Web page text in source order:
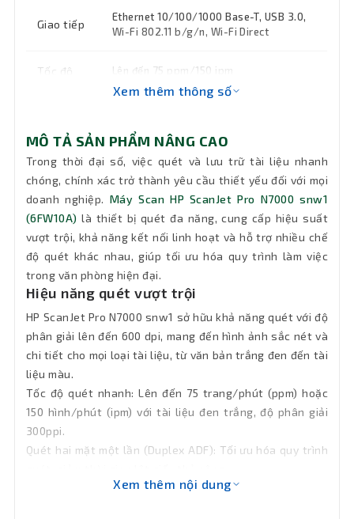
Giao tiếp
Ethernet 10/100/1000 Base-T, USB 3.0,
Wi-Fi 802.11 b/g/n, Wi-Fi Direct
Tốc độ Lên đến 75 ppm/150 ipm
Tương
thích
Windows 11; Windows 10; Windows 8.1;
Windows 7; macOS 10.13 High Sierra;
macOS 10.14 Mojave; macOS 10.15
Catalina; Linux; Citrix
Tính
năng
chính
Quét Trắng đen và Quét màu; Quét hai
mặt một lần ADF
Kích
thước
310 x 198 x 190mm
Khối
lượng
Bảo hành 12 tháng
Xem thêm thông số
MÔ TẢ SẢN PHẨM NÂNG CAO
Trong thời đại số, việc quét và lưu trữ tài liệu nhanh
chóng, chính xác trở thành yêu cầu thiết yếu đối với mọi
doanh nghiệp. Máy Scan HP ScanJet Pro N7000 snw1
(6FW10A) là thiết bị quét đa năng, cung cấp hiệu suất
vượt trội, khả năng kết nối linh hoạt và hỗ trợ nhiều chế
độ quét khác nhau, giúp tối ưu hóa quy trình làm việc
trong văn phòng hiện đại.
Hiệu năng quét vượt trội
HP ScanJet Pro N7000 snw1 sở hữu khả năng quét với độ
phân giải lên đến 600 dpi, mang đến hình ảnh sắc nét và
chi tiết cho mọi loại tài liệu, từ văn bản trắng đen đến tài
liệu màu.
Tốc độ quét nhanh: Lên đến 75 trang/phút (ppm) hoặc
150 hình/phút (ipm) với tài liệu đen trắng, độ phân giải
300ppi.
Quét hai mặt một lần (Duplex ADF): Tối ưu hóa quy trình
Hỗ trợ quét màu: Đảm bảo lưu trữ tài liệu quảng cáo, báo
Xem thêm nội dung